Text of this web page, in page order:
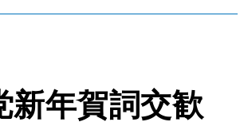
新年賀詞交歓